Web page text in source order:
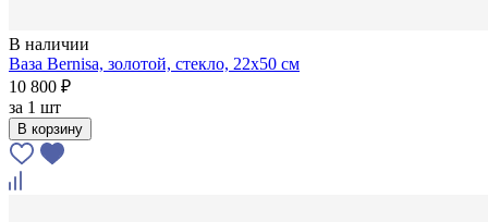
В наличии
Ваза Bernisa, золотой, стекло, 22х50 см
10 800 ₽
за 1 шт
В корзину